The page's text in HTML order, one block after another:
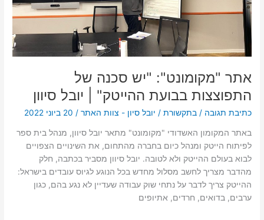
אתר "מקומונט": "יש סכנה של
התפוצצות בבועת ההייטק" | יובל סיוון
כתיבת תגובה /בתקשורת / יובל סיון - צוות האתר/ 20 ביוני 2022
באתר המקומון האשדודי "מקומונט" מתאר יובל סיוון, מנהל בית ספר
לפיתוח הייטק ומנהל כיום בחברה מהתחום, את השינויים הצפויים
לבוא בעולם ההייטק ולא לטובה. יובל סיוון מסביר בכתבה, חלק
מהדבר מצריך לחשב מסלול מחדש בכל הנוגע לגיוס עובדים בישראל:
ההייטק צריך לדבר על נתחי שוק עבודה שעדיין לא נגע בהם, כגון
ערבים, בדואים, חרדים, אתיופים
בבועת
ההייטק"
|
יובל
סיוון